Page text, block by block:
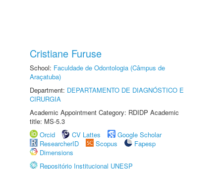
Cristiane Furuse
School: Faculdade de Odontologia (Câmpus de
Araçatuba)
Department: DEPARTAMENTO DE DIAGNÓSTICO E
CIRURGIA
Academic Appointment Category: RDIDP Academic
title: MS-5.3
Orcid
CV Lattes
Google Scholar
ResearcherID
Scopus
Fapesp
Dimensions
Repositório Institucional UNESP